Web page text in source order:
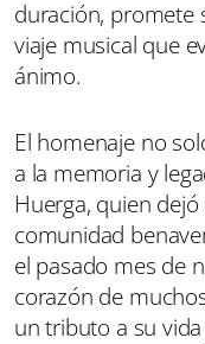
duración, promete
viaje musical que
ánimo.
El homenaje no
a la memoria y
Huerga, quien
comunidad
el pasado mes de
corazón de
un tributo a su